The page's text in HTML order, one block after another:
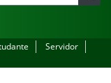
Servidor